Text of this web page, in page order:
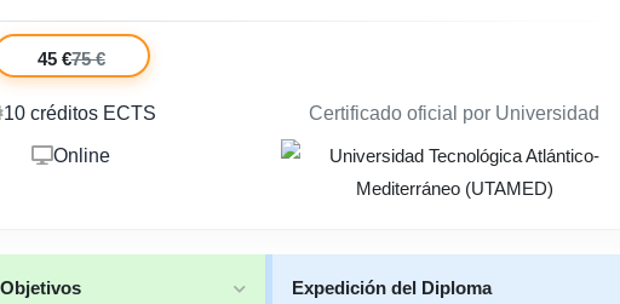
45 €75 €
10 créditos ECTS
Online
Certificado oficial por Universidad
Objetivos Expedición del Diploma